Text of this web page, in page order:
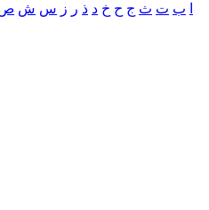
ب ت ث ج ح خ د ذ ر ز س ش